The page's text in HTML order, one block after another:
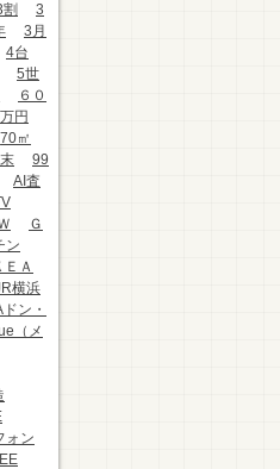
割
3
3月
4台
5世
６０
円
70㎡
99
AI査
Ｇ
ン
ＥＡ
横浜
ン・
（メ
ォン